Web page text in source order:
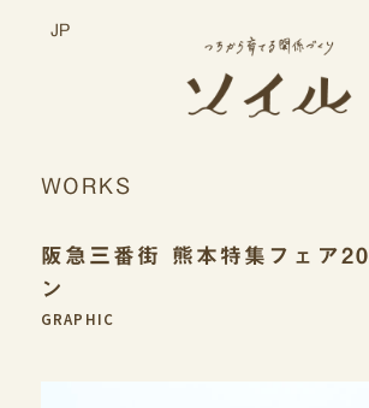
JP
WORKS
阪急三番街 熊本特集フェア
ン
GRAPHIC